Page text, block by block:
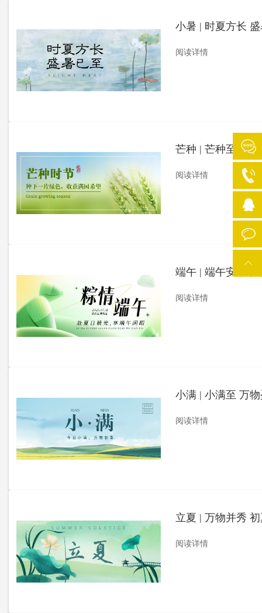
小暑 | 时夏方长
阅读详情
芒种 | 芒种至 夏
阅读详情
端午 | 端午安康
阅读详情
小满 | 小满至 万
阅读详情
立夏 | 万物并秀
阅读详情